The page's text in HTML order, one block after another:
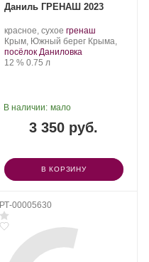
Даниль ГРЕНАШ 2023
красное, сухое .
Сорт
винограда:
гренаш.
Регион:
Крым, Южный берег Крыма,
посёлок Даниловка
Крепость
12 %. Объем
0.75 л
3 350 руб.
В наличии: мало
В КОРЗИНУ
РТ-00005630